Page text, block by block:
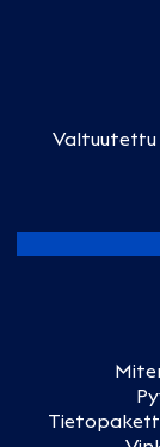
Valtuutettu